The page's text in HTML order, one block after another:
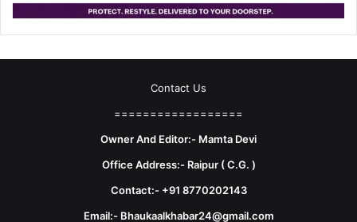
Contact Us
==================
Owner And Editor:- Mamta Devi
Office Address:- Raipur ( C.G. )
Contact:- +91 8770202143
Email:- Bhaukaalkhabar24@gmail.com